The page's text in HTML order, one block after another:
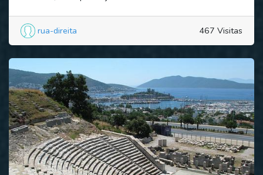
rua-direita 467 Visitas